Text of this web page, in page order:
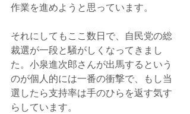
作業を進めようと思っています。
それにしてもここ数日で、自民党の総
裁選が一段と騒がしくなってきまし
た。小泉進次郎さんが出馬するという
のが個人的には一番の衝撃で、もし当
選したら支持率は手のひらを返す気す
らしています。